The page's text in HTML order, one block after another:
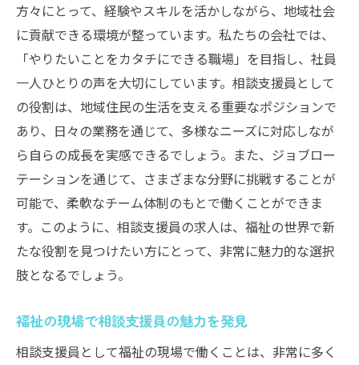
方々にとって、経験やスキルを活かしながら、地域社会
に貢献できる環境が整っています。私たちの会社では、
「やりたいことをカタチにできる職場」を目指し、社員
一人ひとりの声を大切にしています。相談支援員として
の役割は、地域住民の生活を支える重要なポジションで
あり、日々の業務を通じて、多様なニーズに対応しなが
ら自らの成長を実感できるでしょう。また、ジョブロー
テーションを通じて、さまざまな分野に挑戦することが
可能で、柔軟なチーム体制のもとで働くことができま
す。このように、相談支援員の求人は、福祉の世界で新
たな役割を見つけたい方にとって、非常に魅力的な選択
肢となるでしょう。
福祉の現場で相談支援員の魅力を発見
相談支援員として福祉の現場で働くことは、非常に多く